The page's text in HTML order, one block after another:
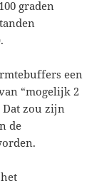
graden
een
“mogelijk 2
Dat zou zijn
de